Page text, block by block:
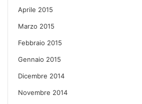
Aprile 2015
Marzo 2015
Febbraio 2015
Gennaio 2015
Dicembre 2014
Novembre 2014